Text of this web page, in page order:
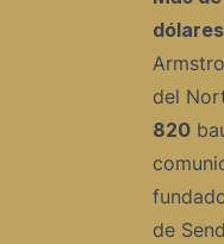
dólares
del
820
de